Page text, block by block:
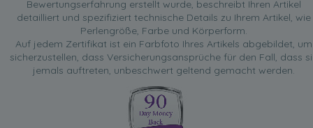
Bewertungserfahrung erstellt wurde, beschreibt Ihren Artikel
detailliert und spezifiziert technische Details zu Ihrem Artikel, wie
Perlengröße, Farbe und Körperform.
Auf jedem Zertifikat ist ein Farbfoto Ihres Artikels abgebildet, um
sicherzustellen, dass Versicherungsansprüche für den Fall, dass
jemals auftreten, unbeschwert geltend gemacht werden.